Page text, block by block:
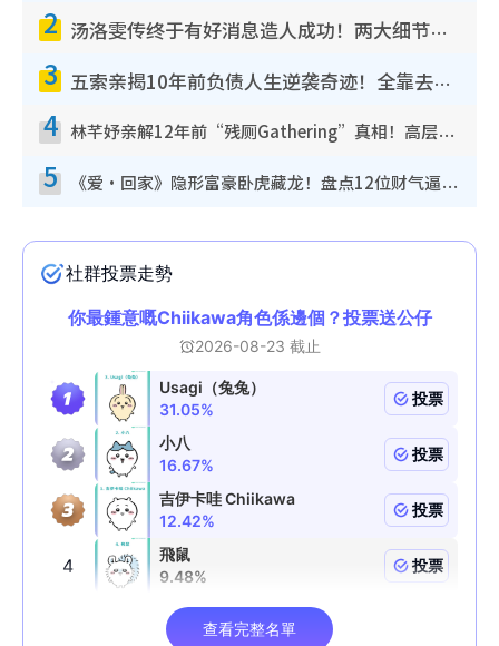
2 汤洛雯传终于有好消息造人成功！两大细节曝孕味极浓引猜测：大肚婆先会咁！
3 五索亲揭10年前负债人生逆袭奇迹！全靠去一地方转运后即遇上马先生
4 林芊妤亲解12年前“残厕Gathering”真相！高层解约一句话重创尊严，至今拒返TVB
5 《爱·回家》隐形富豪卧虎藏龙！盘点12位财气逼人的有钱艺人：这位美女3亿身家不愁做